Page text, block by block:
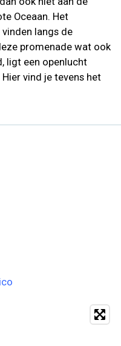
Oceaan. Het
langs de
promenade wat ook
ligt een openlucht
vind je tevens het